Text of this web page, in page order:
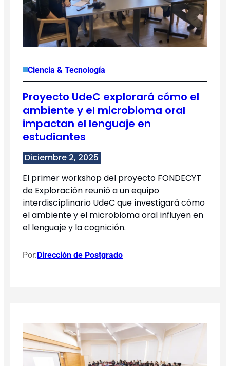
Ciencia & Tecnología
Proyecto UdeC explorará cómo el
ambiente y el microbioma oral
impactan el lenguaje en
estudiantes
Diciembre 2, 2025
El primer workshop del proyecto FONDECYT
de Exploración reunió a un equipo
interdisciplinario UdeC que investigará cómo
el ambiente y el microbioma oral influyen en
el lenguaje y la cognición.
Por:Dirección de Postgrado